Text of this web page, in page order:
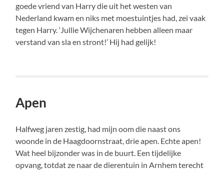
goede vriend van Harry die uit het westen van
Nederland kwam en niks met moestuintjes had, zei vaak
tegen Harry. ‘Jullie Wijchenaren hebben alleen maar
verstand van sla en stront!’ Hij had gelijk!
Apen
Halfweg jaren zestig, had mijn oom die naast ons
woonde in de Haagdoornstraat, drie apen. Echte apen!
Wat heel bijzonder was in de buurt. Een tijdelijke
opvang, totdat ze naar de dierentuin in Arnhem terecht